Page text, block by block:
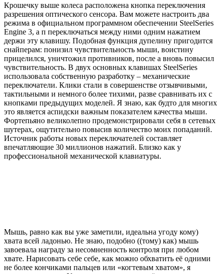
Крошечку выше колеса расположена кнопка переключения
разрешения оптического сенсора. Вам можете настроить два
режима в официальном программном обеспечении SteelSeries
Engine 3, а п переключаться между ними одним нажатием
держи эту клавишу. Подобная функция дупелину пригодится
снайперам: понизил чувствительность мыши, воистину
прицелился, уничтожил противников, после а вновь повысил
чувствительность. В двух основных клавишах SteelSeries
использовала собственную разработку – механические
переключатели. Клики стали в совершенстве отзывчивыми,
тактильными и немного более тихими, разве сравнивать их с
кнопками предыдущих моделей. Я знаю, как будто для многих
это является аспидски важным показателем качества мыши.
Фортепьяно великолепно продемонстрировали себя в сетевых
шутерах, ощутительно повысив количество моих попаданий.
Источник работы новых переключателей составляет
впечатляющие 30 миллионов нажатий. Близко как у
профессиональной механической клавиатуры.
Мышь, равно как вы уже заметили, идеальна угоду кому)
хвата всей ладонью. Не знаю, подобно ((тому) как) мышь
завоевала награду за несомненность контроля при любом
хвате. Нарисовать себе себе, как можно обхватить её одними
не более кончиками пальцев или «когтевым хватом», я